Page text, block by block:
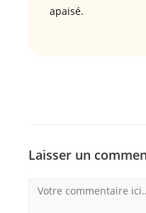
apaisé.
Laisser un